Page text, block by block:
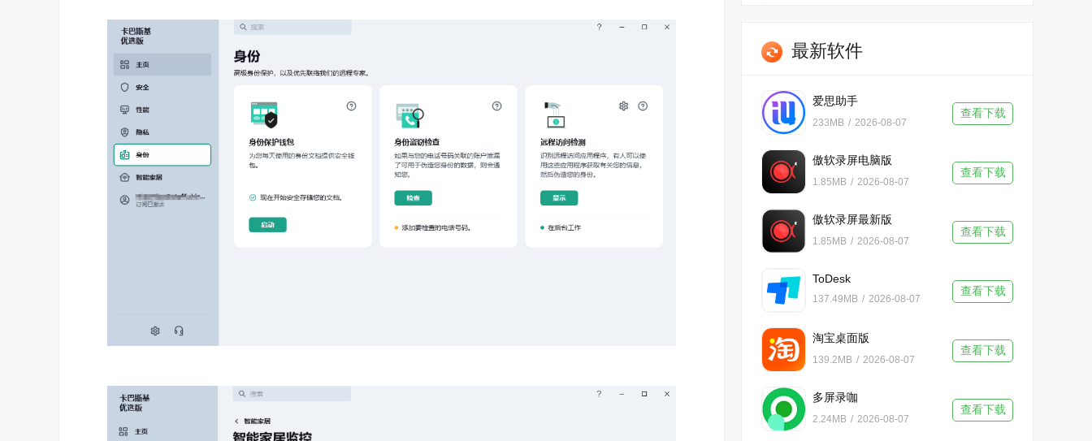
最新软件
爱思助手
233MB / 2026-08-07
查看下载
傲软录屏电脑版
1.85MB / 2026-08-07
查看下载
傲软录屏最新版
1.85MB / 2026-08-07
查看下载
ToDesk
137.49MB / 2026-08-07
查看下载
淘宝桌面版
139.2MB / 2026-08-07
查看下载
多屏录咖
2.24MB / 2026-08-07
查看下载